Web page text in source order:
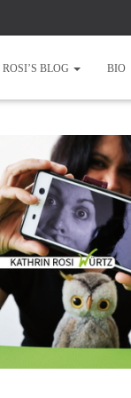
ROSI’S BLOG BIO